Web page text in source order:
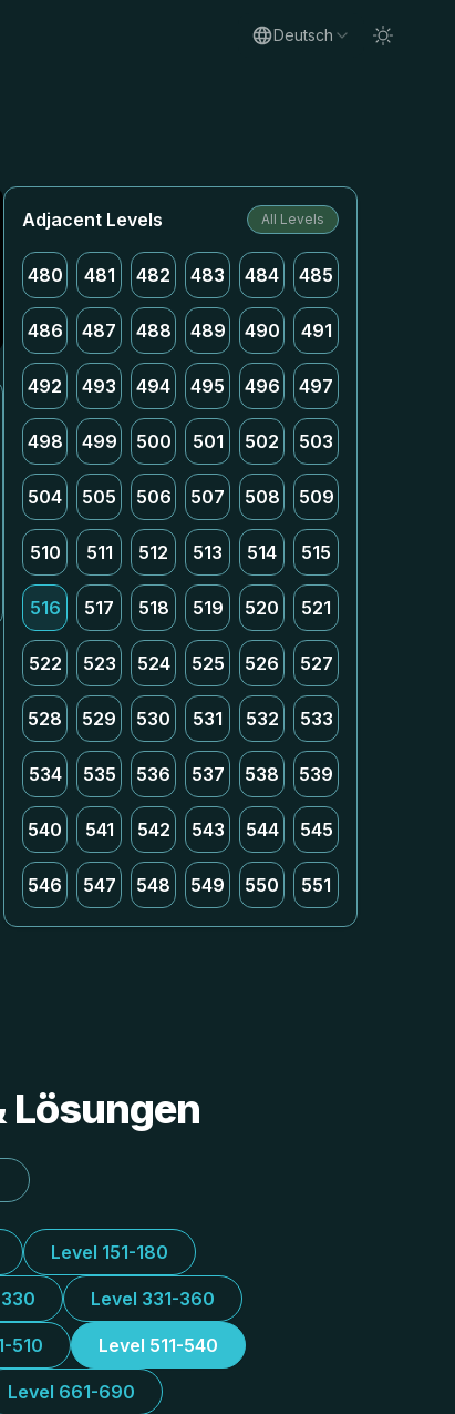
Deutsch
Adjacent Levels All Levels
480 481 482 483 484 485
486 487 488 489 490 491
492 493 494 495 496 497
498 499 500 501 502 503
504 505 506 507 508 509
510 511 512 513 514 515
516 517 518 519 520 521
522 523 524 525 526 527
528 529 530 531 532 533
534 535 536 537 538 539
540 541 542 543 544 545
546 547 548 549 550 551
Lösungen
Level 151-180
Level 331-360
510 Level 511-540
Level 661-690